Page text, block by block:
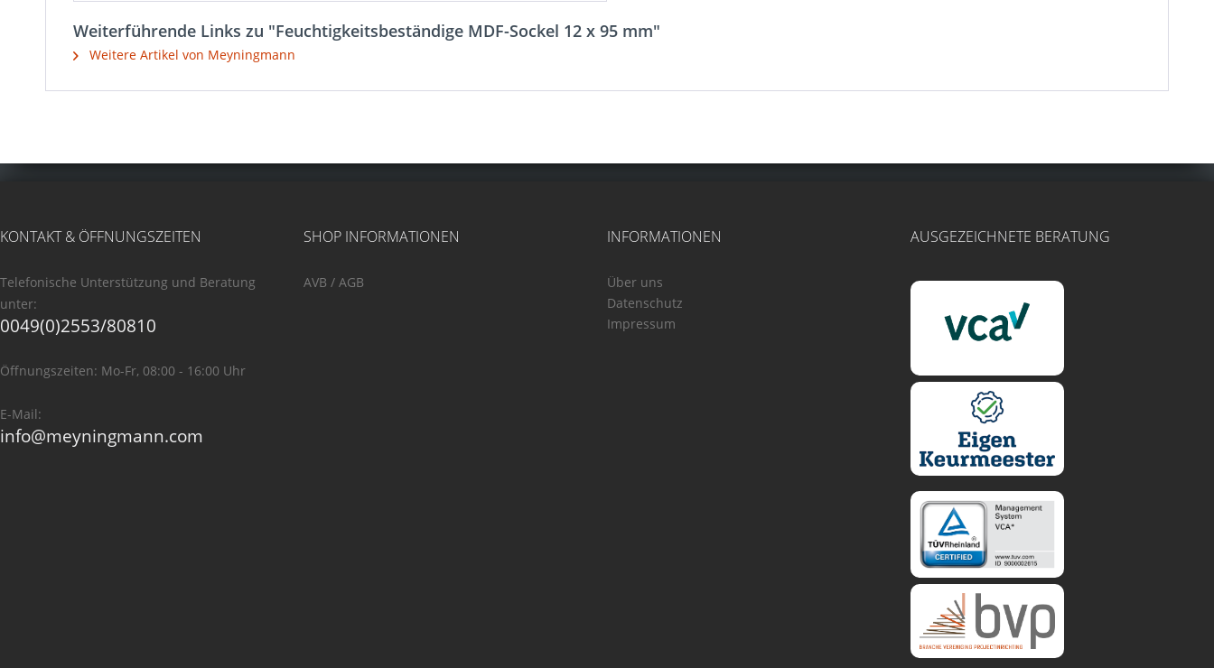
Weiterführende Links zu "Feuchtigkeitsbeständige MDF-Sockel 12 x 95 mm"
Weitere Artikel von Meyningmann
KONTAKT & ÖFFNUNGSZEITEN
Telefonische Unterstützung und Beratung
unter:
0049(0)2553/80810
Öffnungszeiten: Mo-Fr, 08:00 - 16:00 Uhr
E-Mail:
info@meyningmann.com
SHOP INFORMATIONEN
AVB / AGB
INFORMATIONEN
Über uns
Datenschutz
Impressum
AUSGEZEICHNETE BERATUNG